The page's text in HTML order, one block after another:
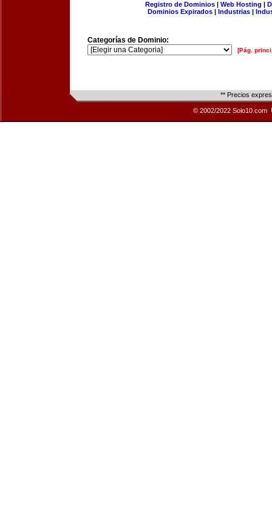
Registro de Dominios| Web Hosting |
Dominios Expirados | Industrias |
Categorías de Dominio:
[Pág.
** Precios
© 2002/2022 Solo10.com